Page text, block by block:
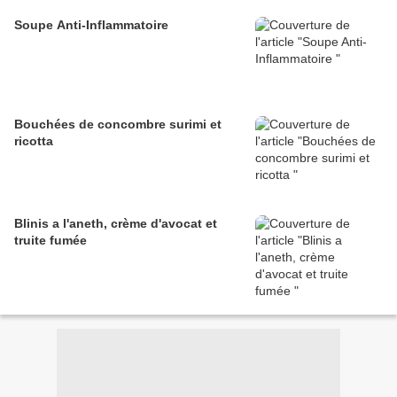
Soupe Anti-Inflammatoire
Bouchées de concombre surimi et
ricotta
Blinis a l'aneth, crème d'avocat et
truite fumée